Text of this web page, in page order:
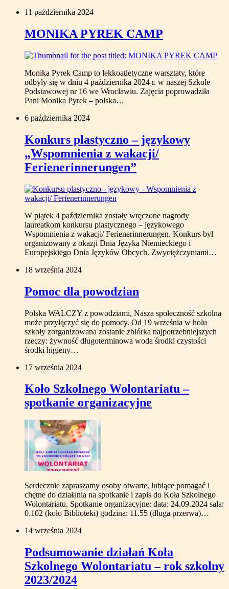
11 października 2024
MONIKA PYREK CAMP
Monika Pyrek Camp to lekkoatletyczne warsztaty, które
odbyły się w dniu 4 października 2024 r. w naszej Szkole
Podstawowej nr 16 we Wrocławiu. Zajęcia poprowadziła
Pani Monika Pyrek – polska…
6 października 2024
Konkurs plastyczno – językowy
„Wspomnienia z wakacji/
Ferienerinnerungen”
W piątek 4 października zostały wręczone nagrody
laureatkom konkursu plastycznego – językowego
Wspomnienia z wakacji/ Ferienerinnerungen. Konkurs był
organizowany z okazji Dnia Języka Niemieckiego i
Europejskiego Dnia Języków Obcych. Zwyciężczyniami…
18 września 2024
Pomoc dla powodzian
Polska WALCZY z powodziami, Nasza społeczność szkolna
może przyłączyć się do pomocy. Od 19 września w holu
szkoły zorganizowana zostanie zbiórka najpotrzebniejszych
rzeczy: żywność długoterminowa woda środki czystości
środki higieny…
17 września 2024
Koło Szkolnego Wolontariatu –
spotkanie organizacyjne
Serdecznie zapraszamy osoby otwarte, lubiące pomagać i
chętne do działania na spotkanie i zapis do Koła Szkolnego
Wolontariatu. Spotkanie organizacyjne: data: 24.09.2024 sala:
0.102 (koło Biblioteki) godzina: 11.55 (długa przerwa)…
14 września 2024
Podsumowanie działań Koła
Szkolnego Wolontariatu – rok szkolny
2023/2024